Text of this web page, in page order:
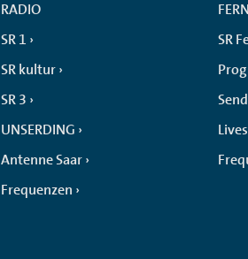
RADIO
SR 1
SR kultur
SR 3
UNSERDING
Antenne Saar
Frequenzen
SR